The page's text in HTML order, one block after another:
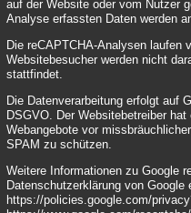
auf der Website oder vom Nutzer
Analyse erfassten Daten werden
Die reCAPTCHA-Analysen laufen
Websitebesucher werden nicht
stattfindet.
Die Datenverarbeitung erfolgt auf
DSGVO. Der Websitebetreiber
Webangebote vor
SPAM zu schützen.
Weitere Informationen zu Google
Datenschutzerklärung von
https://policies.google.com/